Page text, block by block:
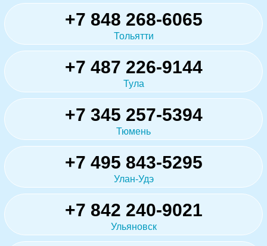
+7 848 268-6065
Тольятти
+7 487 226-9144
Тула
+7 345 257-5394
Тюмень
+7 495 843-5295
Улан-Удэ
+7 842 240-9021
Ульяновск